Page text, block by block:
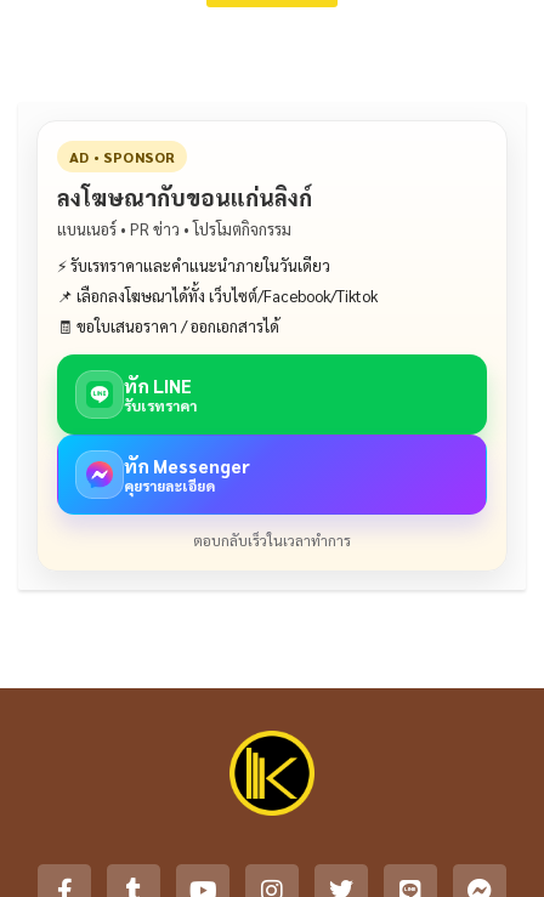
AD • SPONSOR
ลงโฆษณากับขอนแก่นลิงก์
แบนเนอร์ • PR ข่าว • โปรโมตกิจกรรม
⚡ รับเรทราคาและคำแนะนำภายในวันเดียว
📌 เลือกลงโฆษณาได้ทั้ง เว็บไซต์/Facebook/Tiktok
🧾 ขอใบเสนอราคา / ออกเอกสารได้
ทัก LINE
รับเรทราคา
ทัก Messenger
คุยรายละเอียด
ตอบกลับเร็วในเวลาทำการ